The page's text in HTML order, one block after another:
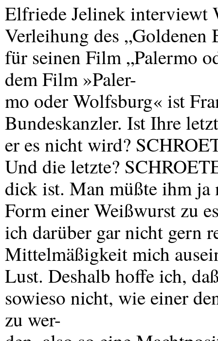
Elfriede Jelinek interviewt
Verleihung des
für seinen Film „Palermo
dem Film »Paler-
mo oder Wolfsburg« ist
Bundeskanzler. Ist Ihre
er es nicht wird?
Und die letzte?
dick ist. Man müßte ihm
Form einer Weißwurst zu
ich darüber gar nicht gern
Mittelmäßigkeit mich
Lust. Deshalb hoffe ich,
sowieso nicht, wie einer
zu wer-